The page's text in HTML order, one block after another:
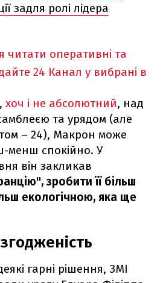
задля ролі лідера
читати оперативні та
24 Канал у вибрані в
хоч і не абсолютний, над
та урядом (але
– 24), Макрон може
менш спокійно. У
він закликав
зробити її більш
екологічною, яка ще
гарні рішення, ЗМІ